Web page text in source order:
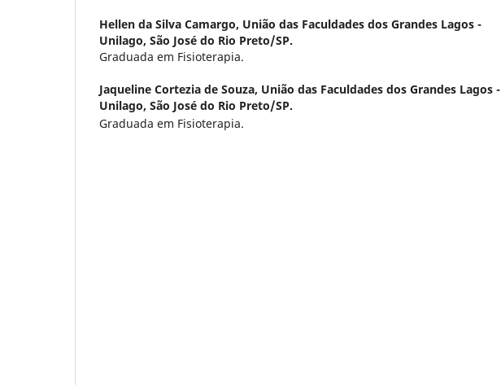
Hellen da Silva Camargo, União das Faculdades dos Grandes Lagos -
Unilago, São José do Rio Preto/SP.
Graduada em Fisioterapia.
Jaqueline Cortezia de Souza, União das Faculdades dos Grandes Lagos -
Unilago, São José do Rio Preto/SP.
Graduada em Fisioterapia.